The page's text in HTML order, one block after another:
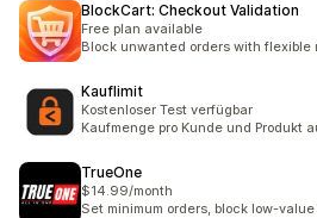
BlockCart: Checkout Validation
Free plan available
Block unwanted orders with
Kauflimit
Kostenloser Test verfügbar
Kaufmenge pro Kunde und Produkt
TrueOne
$14.99/month
Set minimum orders, block low-